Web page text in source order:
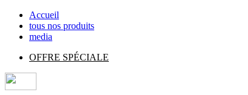
Accueil
tous nos produits
media
OFFRE SPÉCIALE